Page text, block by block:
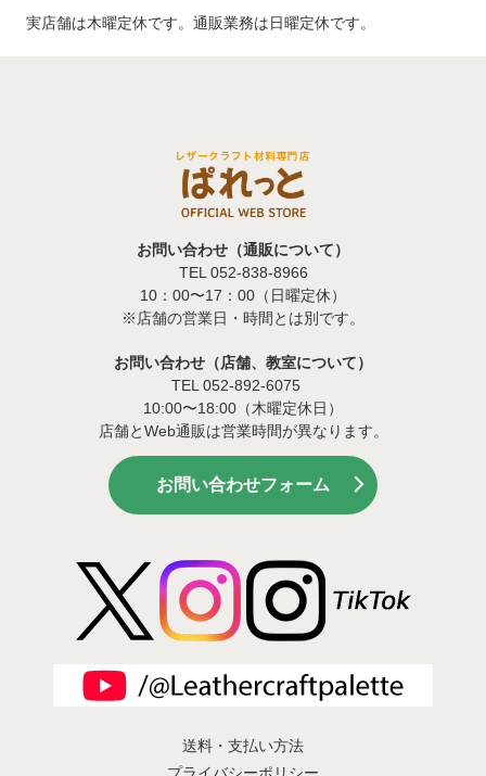
実店舗は木曜定休です。通販業務は日曜定休です。
お問い合わせ（通販について）
TEL 052-838-8966
10：00〜17：00（日曜定休）
※店舗の営業日・時間とは別です。
お問い合わせ（店舗、教室について）
TEL 052-892-6075
10:00〜18:00（木曜定休日）
店舗とWeb通販は営業時間が異なります。
お問い合わせフォーム
送料・支払い方法
プライバシーポリシー